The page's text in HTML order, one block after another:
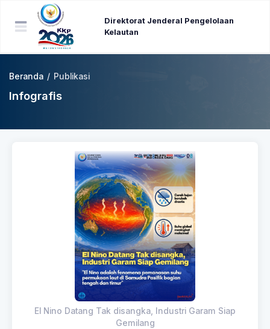
Direktorat Jenderal Pengelolaan
Kelautan
Beranda / Publikasi
Infografis
El Nino Datang Tak disangka, Industri Garam Siap
Gemilang